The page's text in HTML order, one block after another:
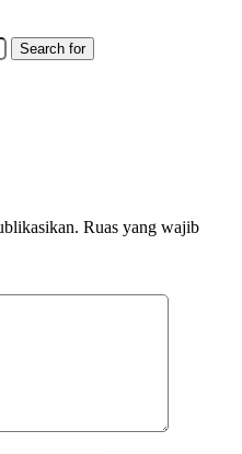
Search for
Ruas yang wajib